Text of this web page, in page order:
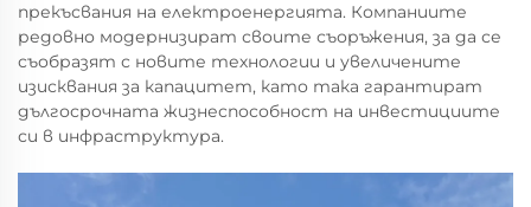
прекъсвания на електроенергията. Компаниите
редовно модернизират своите съоръжения, за да се
съобразят с новите технологии и увеличените
изисквания за капацитет, като така гарантират
дългосрочната жизнеспособност на инвестициите
си в инфраструктура.